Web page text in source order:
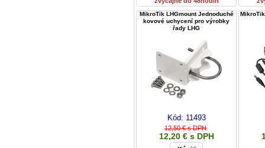
MikroTik LHGmount Jednoduché
kovové uchycení pro výrobky
řady LHG
Kód: 11493
12,50 € s DPH
12,20 € s DPH